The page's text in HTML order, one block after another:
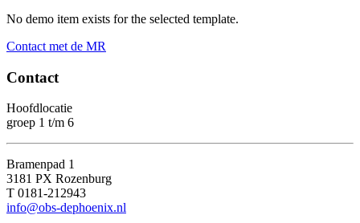
No demo item exists for the selected template.
Contact met de MR
Contact
Hoofdlocatie
groep 1 t/m 6
Bramenpad 1
3181 PX Rozenburg
T 0181-212943
info@obs-dephoenix.nl